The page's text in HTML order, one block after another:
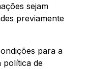
sejam
previamente
para a
política de